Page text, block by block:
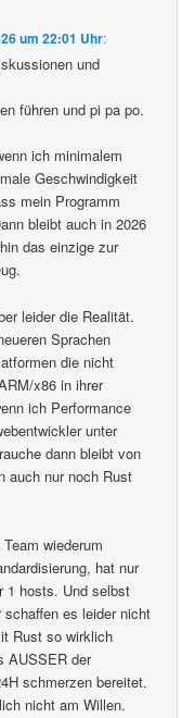
um 22:01 Uhr:
und
führen und pi pa po.
ich minimalem
Geschwindigkeit
mein Programm
bleibt auch in 2026
das einzige zur
leider die Realität.
Sprachen
die nicht
x86 in ihrer
ich Performance
unter
dann bleibt von
auch nur noch Rust
wiederum
hat nur
1 hosts. Und selbst
schaffen es leider nicht
Rust so wirklich
AUSSER der
schmerzen bereitet.
nicht am Willen.